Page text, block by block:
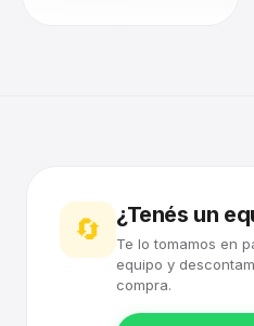
🔄 ¿Tenés un
Te lo tomamos en
equipo y
compra.